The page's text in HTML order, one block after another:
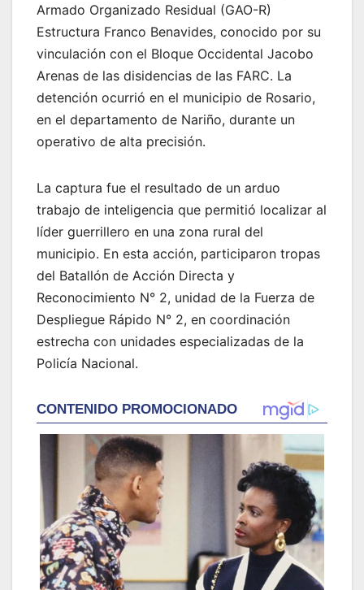
Armado Organizado Residual (GAO-R)
Estructura Franco Benavides, conocido por su
vinculación con el Bloque Occidental Jacobo
Arenas de las disidencias de las FARC. La
detención ocurrió en el municipio de Rosario,
en el departamento de Nariño, durante un
operativo de alta precisión.
La captura fue el resultado de un arduo
trabajo de inteligencia que permitió localizar al
líder guerrillero en una zona rural del
municipio. En esta acción, participaron tropas
del Batallón de Acción Directa y
Reconocimiento N° 2, unidad de la Fuerza de
Despliegue Rápido N° 2, en coordinación
estrecha con unidades especializadas de la
Policía Nacional.